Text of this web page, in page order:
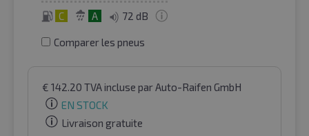
C A 72 dB
Comparer les pneus
€ 142.20 TVA incluse par Auto-Raifen GmbH
EN STOCK
Livraison gratuite